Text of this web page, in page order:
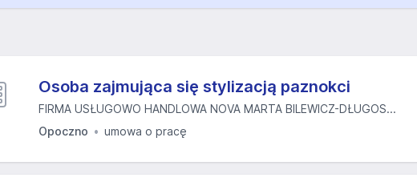
Osoba zajmująca się stylizacją paznokci
FIRMA USŁUGOWO HANDLOWA NOVA MARTA BILEWICZ-DŁUGOS...
Opoczno
umowa o pracę